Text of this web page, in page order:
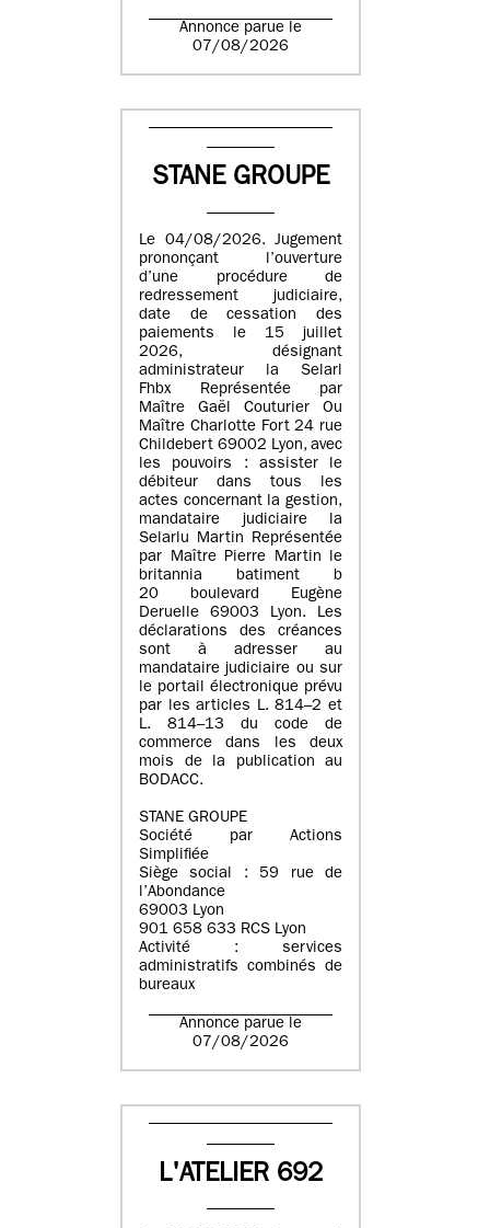
Annonce parue le
07/08/2026
STANE GROUPE
Le 04/08/2026. Jugement
prononçant l’ouverture
d’une procédure de
redressement judiciaire,
date de cessation des
paiements le 15 juillet
2026, désignant
administrateur la Selarl
Fhbx Représentée par
Maître Gaël Couturier Ou
Maître Charlotte Fort 24 rue
Childebert 69002 Lyon, avec
les pouvoirs : assister le
débiteur dans tous les
actes concernant la gestion,
mandataire judiciaire la
Selarlu Martin Représentée
par Maître Pierre Martin le
britannia batiment b
20 boulevard Eugène
Deruelle 69003 Lyon. Les
déclarations des créances
sont à adresser au
mandataire judiciaire ou sur
le portail électronique prévu
par les articles L. 814–2 et
L. 814–13 du code de
commerce dans les deux
mois de la publication au
BODACC.
STANE GROUPE
Société par Actions
Simplifiée
Siège social : 59 rue de
l’Abondance
69003 Lyon
901 658 633 RCS Lyon
Activité : services
administratifs combinés de
bureaux
Annonce parue le
07/08/2026
L'ATELIER 692